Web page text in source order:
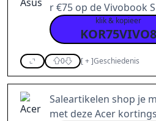
r €75 op de Vivobook
klik & kopieer
KOR75VIVO8
0 [+]Geschiedenis
Saleartikelen shop je
met deze Acer